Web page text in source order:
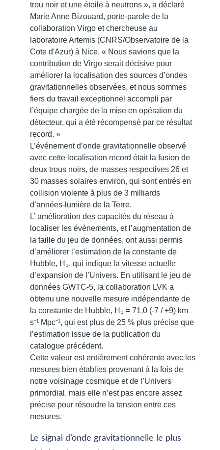
trou noir et une étoile à neutrons », a déclaré
Marie Anne Bizouard, porte-parole de la
collaboration Virgo et chercheuse au
laboratoire Artemis (CNRS/Observatoire de la
Cote d'Azur) à Nice. « Nous savions que la
contribution de Virgo serait décisive pour
améliorer la localisation des sources d’ondes
gravitationnelles observées, et nous sommes
fiers du travail exceptionnel accompli par
l’équipe chargée de la mise en opération du
détecteur, qui a été récompensé par ce résultat
record. »
L’événement d’onde gravitationnelle observé
avec cette localisation record était la fusion de
deux trous noirs, de masses respectives 26 et
30 masses solaires environ, qui sont entrés en
collision violente à plus de 3 milliards
d’années-lumière de la Terre.
L’ amélioration des capacités du réseau à
localiser les événements, et l’augmentation de
la taille du jeu de données, ont aussi permis
d’améliorer l’estimation de la constante de
Hubble, H₀, qui indique la vitesse actuelle
d’expansion de l’Univers. En utilisant le jeu de
données GWTC-5, la collaboration LVK a
obtenu une nouvelle mesure indépendante de
la constante de Hubble, H₀ = 71,0 (-7 / +9) km
s⁻¹ Mpc⁻¹, qui est plus de 25 % plus précise que
l’estimation issue de la publication du
catalogue précédent.
Cette valeur est entièrement cohérente avec les
mesures bien établies provenant à la fois de
notre voisinage cosmique et de l’Univers
primordial, mais elle n’est pas encore assez
précise pour résoudre la tension entre ces
mesures.
Le signal d’onde gravitationnelle le plus